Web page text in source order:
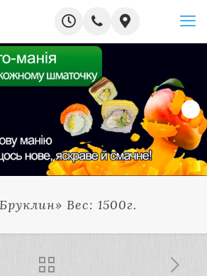
Вес: 1500г.